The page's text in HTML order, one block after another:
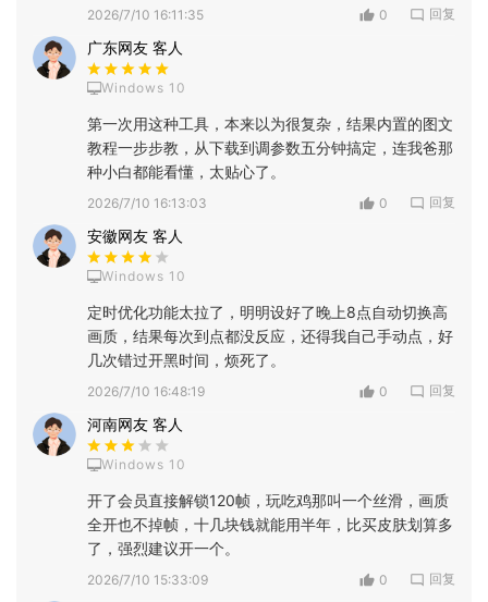
2026/7/10 16:11:35 0 回复
广东网友 客人
Windows 10
第一次用这种工具，本来以为很复杂，结果内置的图文
教程一步步教，从下载到调参数五分钟搞定，连我爸那
种小白都能看懂，太贴心了。
2026/7/10 16:13:03 0 回复
安徽网友 客人
Windows 10
定时优化功能太拉了，明明设好了晚上8点自动切换高
画质，结果每次到点都没反应，还得我自己手动点，好
几次错过开黑时间，烦死了。
2026/7/10 16:48:19 0 回复
河南网友 客人
Windows 10
开了会员直接解锁120帧，玩吃鸡那叫一个丝滑，画质
全开也不掉帧，十几块钱就能用半年，比买皮肤划算多
了，强烈建议开一个。
2026/7/10 15:33:09 0 回复